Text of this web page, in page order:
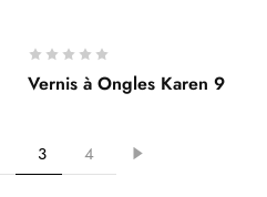
Vernis à Ongles Karen 9
3 4